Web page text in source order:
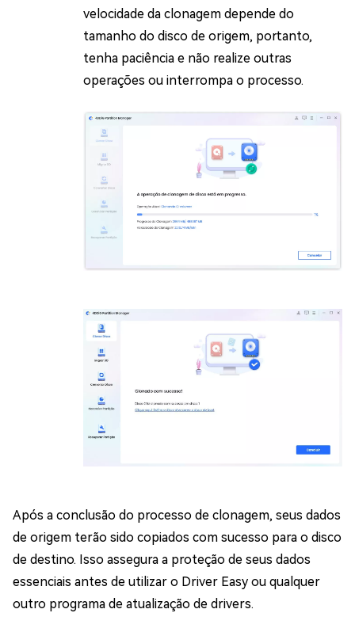
velocidade da clonagem depende do
tamanho do disco de origem, portanto,
tenha paciência e não realize outras
operações ou interrompa o processo.
Após a conclusão do processo de clonagem, seus dados
de origem terão sido copiados com sucesso para o disco
de destino. Isso assegura a proteção de seus dados
essenciais antes de utilizar o Driver Easy ou qualquer
outro programa de atualização de drivers.